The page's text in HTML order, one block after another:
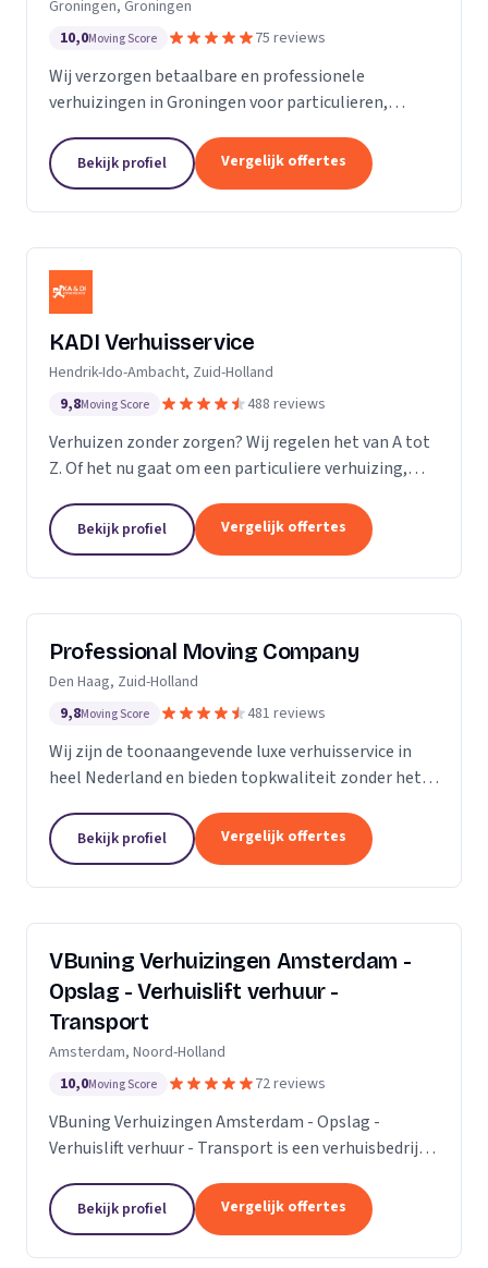
Groningen, Groningen
10,0Moving Score 75 reviews
Wij verzorgen betaalbare en professionele
verhuizingen in Groningen voor particulieren,
Bekijk profiel Vergelijk offertes
KADI Verhuisservice
Hendrik-Ido-Ambacht, Zuid-Holland
9,8Moving Score 488 reviews
Verhuizen zonder zorgen? Wij regelen het van A tot
Z. Of het nu gaat om een particuliere verhuizing,
snel, zorgvuldig en betrouwbaar. Van inpakken en
monteren tot transport en tijdelijke opslag — u
kunt op ons rekenen. Met onze professionele
Bekijk profiel Vergelijk offertes
Professional Moving Company
Den Haag, Zuid-Holland
9,8Moving Score 481 reviews
Wij zijn de toonaangevende luxe verhuisservice in
heel Nederland en bieden topkwaliteit zonder het
verhuisproces te transformeren in een naadloze en...
Bekijk profiel Vergelijk offertes
VBuning Verhuizingen Amsterdam -
Opslag - Verhuislift verhuur -
Transport
Amsterdam, Noord-Holland
10,0Moving Score 72 reviews
VBuning Verhuizingen Amsterdam - Opslag -
Verhuislift verhuur - Transport is een verhuisbedrijf
Bekijk profiel Vergelijk offertes